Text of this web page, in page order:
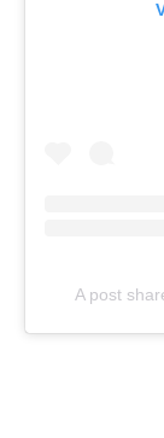
A post